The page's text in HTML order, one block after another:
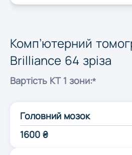
Луцьк
Львів
Миколаїв
Комп’ютерний
Brilliance 64 зріза
Вартість КТ 1 зони:*
Головний мозок
1600 ₴